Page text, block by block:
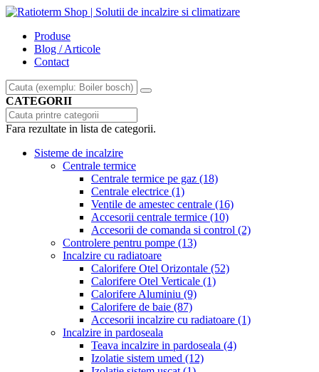
Produse
Blog / Articole
Contact
CATEGORII
Fara rezultate in lista de categorii.
Sisteme de incalzire
Centrale termice
Centrale termice pe gaz (18)
Centrale electrice (1)
Ventile de amestec centrale (16)
Accesorii centrale termice (10)
Accesorii de comanda si control (2)
Controlere pentru pompe (13)
Incalzire cu radiatoare
Calorifere Otel Orizontale (52)
Calorifere Otel Verticale (1)
Calorifere Aluminiu (9)
Calorifere de baie (87)
Accesorii incalzire cu radiatoare (1)
Incalzire in pardoseala
Teava incalzire in pardoseala (4)
Izolatie sistem umed (12)